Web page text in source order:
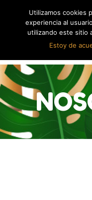
Utilizamos cookies
experiencia al
utilizando este sitio
Estoy de